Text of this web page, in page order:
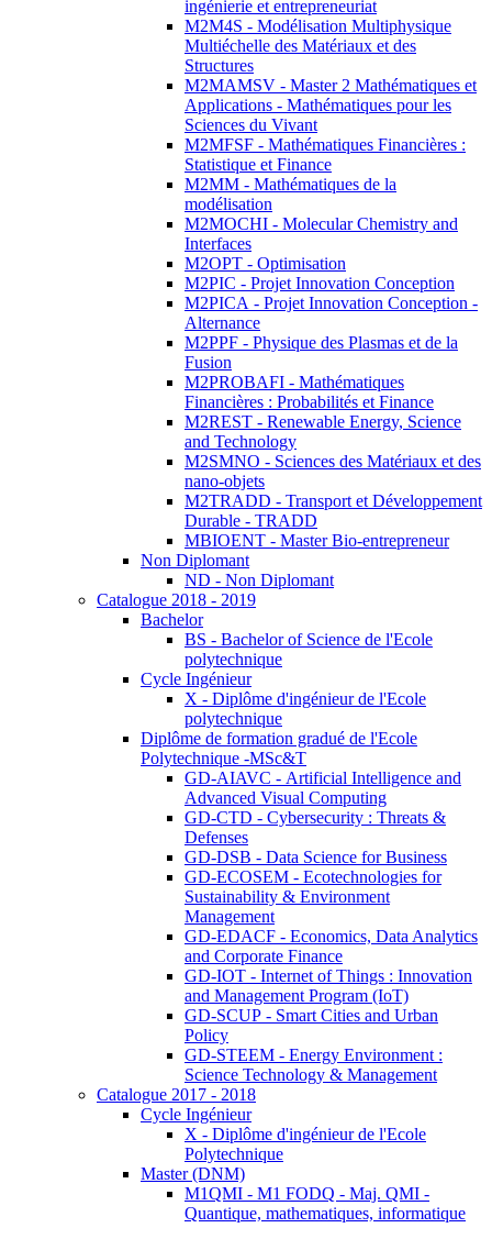
ingénierie et entrepreneuriat
M2M4S - Modélisation Multiphysique
Multiéchelle des Matériaux et des
Structures
M2MAMSV - Master 2 Mathématiques et
Applications - Mathématiques pour les
Sciences du Vivant
M2MFSF - Mathématiques Financières :
Statistique et Finance
M2MM - Mathématiques de la
modélisation
M2MOCHI - Molecular Chemistry and
Interfaces
M2OPT - Optimisation
M2PIC - Projet Innovation Conception
M2PICA - Projet Innovation Conception -
Alternance
M2PPF - Physique des Plasmas et de la
Fusion
M2PROBAFI - Mathématiques
Financières : Probabilités et Finance
M2REST - Renewable Energy, Science
and Technology
M2SMNO - Sciences des Matériaux et des
nano-objets
M2TRADD - Transport et Développement
Durable - TRADD
MBIOENT - Master Bio-entrepreneur
Non Diplomant
ND - Non Diplomant
Catalogue 2018 - 2019
Bachelor
BS - Bachelor of Science de l'Ecole
polytechnique
Cycle Ingénieur
X - Diplôme d'ingénieur de l'Ecole
polytechnique
Diplôme de formation gradué de l'Ecole
Polytechnique -MSc&T
GD-AIAVC - Artificial Intelligence and
Advanced Visual Computing
GD-CTD - Cybersecurity : Threats &
Defenses
GD-DSB - Data Science for Business
GD-ECOSEM - Ecotechnologies for
Sustainability & Environment
Management
GD-EDACF - Economics, Data Analytics
and Corporate Finance
GD-IOT - Internet of Things : Innovation
and Management Program (IoT)
GD-SCUP - Smart Cities and Urban
Policy
GD-STEEM - Energy Environment :
Science Technology & Management
Catalogue 2017 - 2018
Cycle Ingénieur
X - Diplôme d'ingénieur de l'Ecole
Polytechnique
Master (DNM)
M1QMI - M1 FODQ - Maj. QMI -
Quantique, mathematiques, informatique